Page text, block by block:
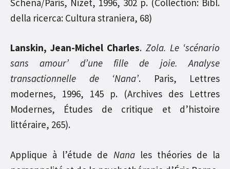
della ricerca: Cultura straniera, 68)
Lanskin, Jean-Michel Charles. Zola. Le ‘scénario
sans amour’ d’une fille de joie. Analyse
transactionnelle de ‘Nana’. Paris, Lettres
modernes, 1996, 145 p. (Archives des Lettres
Modernes, Études de critique et d’histoire
littéraire, 265).
Applique à l’étude de Nanales théories de la